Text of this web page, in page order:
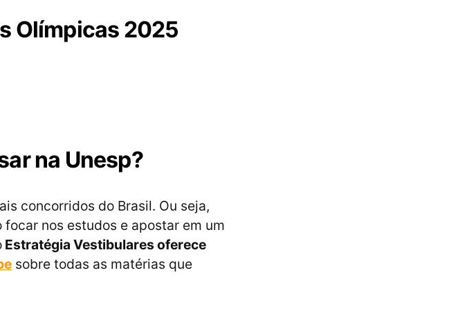
Olímpicas 2025
na Unesp?
concorridos do Brasil. Ou seja,
nos estudos e apostar em um
Estratégia Vestibulares oferece
sobre todas as matérias que